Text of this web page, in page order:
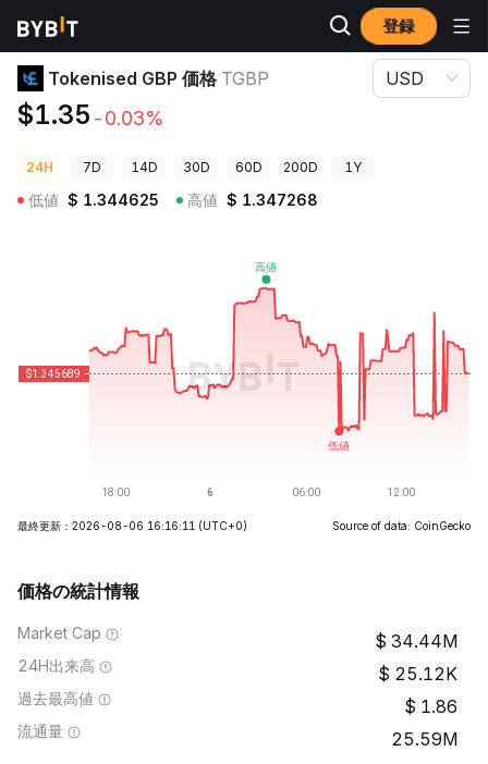
登録
暗号資産価格
Tokenised GBP 価格 TGBP
$1.35 -0.03%
USD
24H 7D 14D 30D 60D 200D 1Y
低値 $ 1.344625 高値 $ 1.347268
最終更新：2026-08-06 16:16:11 (UTC+0) Source of data: CoinGecko
価格の統計情報
Market Cap 34.44M
24H出来高 25.12K
過去最高値 1.86
流通量 25.59M